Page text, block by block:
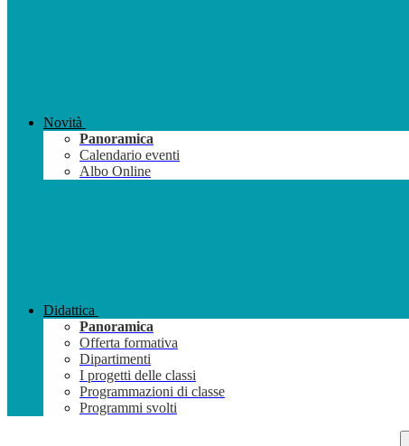
Novità
Panoramica
Calendario eventi
Albo Online
Didattica
Panoramica
Offerta formativa
Dipartimenti
I progetti delle classi
Programmazioni di classe
Programmi svolti